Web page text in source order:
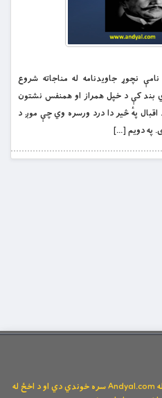
نچوړ جاویدنامه له مناجاته شروع
بند کې د خپل همراز او همنفس نشتون
پهٔ څير دا درد ورسره وي چې موږ د
په دویم […]
د وېبپاڼې ټولې توکیزې او مانیزې رښتې له Andyal.com سره خوندي دي او د اخځ له